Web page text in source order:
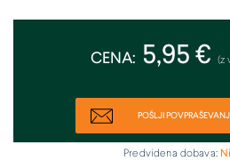
CENA: 5,95 € (z
POŠLJI
Predvidena dobava: